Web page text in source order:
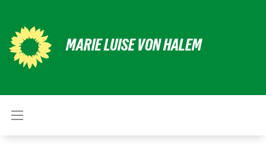
MARIE LUISE VON HALEM